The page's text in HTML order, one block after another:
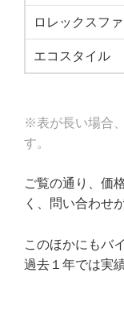
ロレックスフ
エコスタイル
※表が長い場合
す。
ご覧の通り、価
く、問い合わせ
このほかにもバ
過去１年では実